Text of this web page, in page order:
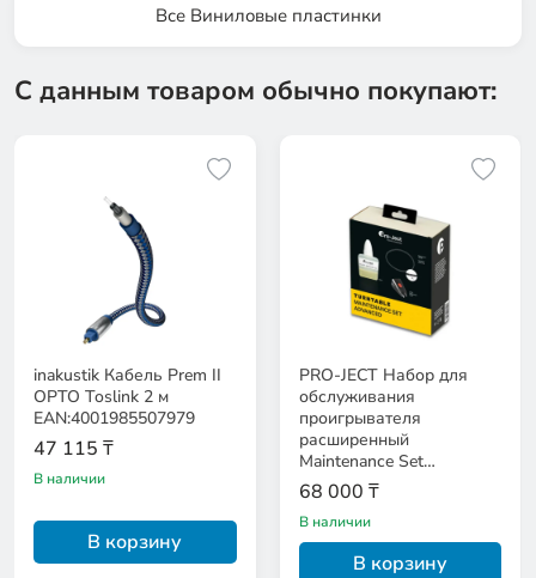
Все Виниловые пластинки
С данным товаром обычно покупают:
inakustik Кабель Prem II
OPTO Toslink 2 м
EAN:4001985507979
47 115 ₸
В наличии
В корзину
PRO-JECT Набор для
обслуживания
проигрывателя
расширенный
Maintenance Set
EAN:9120122299166
68 000 ₸
В наличии
В корзину